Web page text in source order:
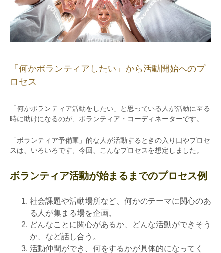
「何かボランティアしたい」から活動開始へのプ
ロセス
「何かボランティア活動をしたい」と思っている人が活動に至る
時に助けになるのが、ボランティア・コーディネーターです。
「ボランティア予備軍」的な人が活動するときの入り口やプロセ
スは、いろいろです。今回、こんなプロセスを想定しました。
ボランティア活動が始まるまでのプロセス例
社会課題や活動場所など、何かのテーマに関心のあ
る人が集まる場を企画。
どんなことに関心があるか、どんな活動ができそう
か、など話し合う。
活動仲間ができ、何をするかが具体的になってく